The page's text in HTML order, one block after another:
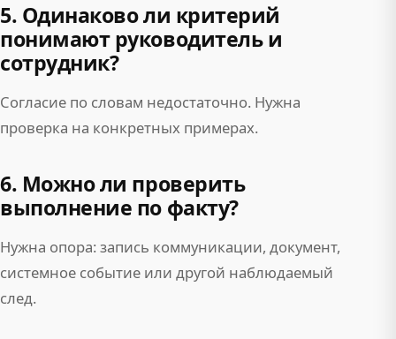
5. Одинаково ли критерий
понимают руководитель и
сотрудник?
Согласие по словам недостаточно. Нужна
проверка на конкретных примерах.
6. Можно ли проверить
выполнение по факту?
Нужна опора: запись коммуникации, документ,
системное событие или другой наблюдаемый
след.